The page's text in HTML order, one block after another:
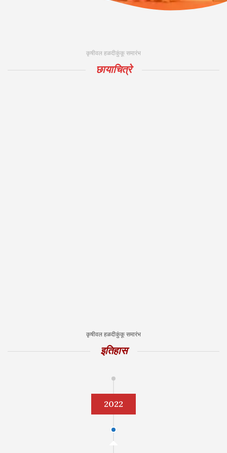
कृषीवल हळदीकुंकू समारंभ
छायाचित्रे
कृषीवल हळदीकुंकू समारंभ
इतिहास
2022